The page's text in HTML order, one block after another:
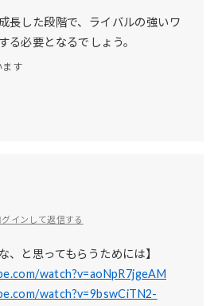
長した段階で、ライバルの強いワ
る必要となるでしょう。
ます
グインして返信する
、と思ってもらうためには】
watch?v=aoNpR7jgeAM
watch?v=9bswCiTN2-